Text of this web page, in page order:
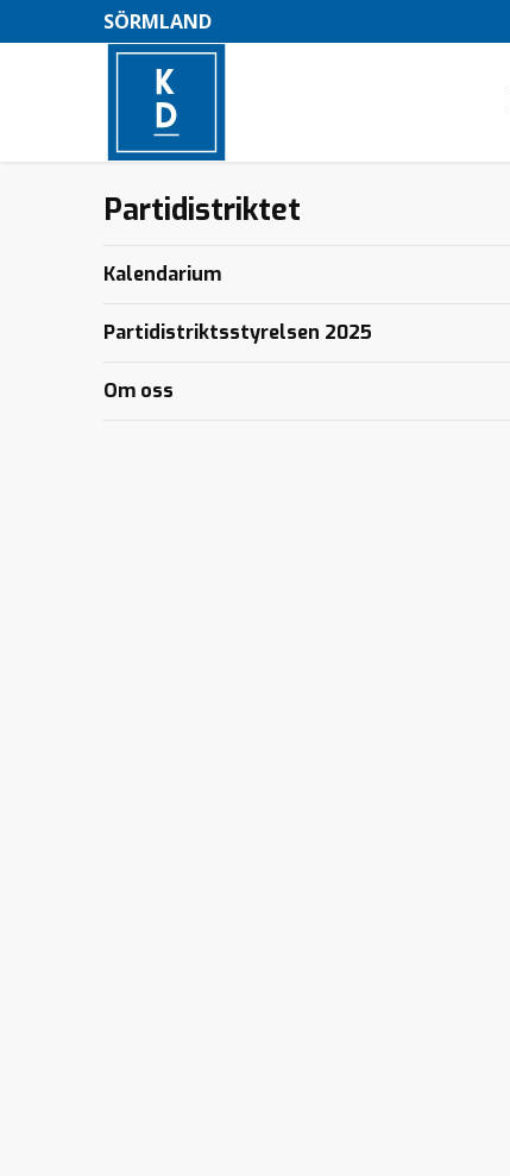
SÖRMLAND
Partidistriktet
n
Kalendarium
Partidistriktsstyrelsen 2025
Om oss